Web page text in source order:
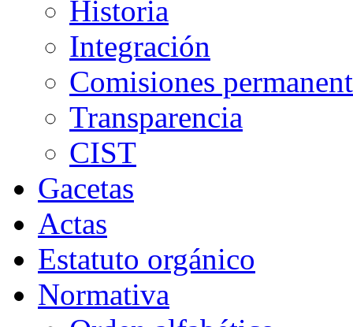
Historia
Integración
Comisiones
Transparencia
CIST
Gacetas
Actas
Estatuto orgánico
Normativa